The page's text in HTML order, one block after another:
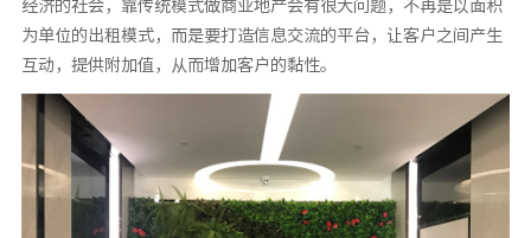
经济的社会，靠传统模式做商业地产会有很大问题，不再是以面积
为单位的出租模式，而是要打造信息交流的平台，让客户之间产生
互动，提供附加值，从而增加客户的黏性。